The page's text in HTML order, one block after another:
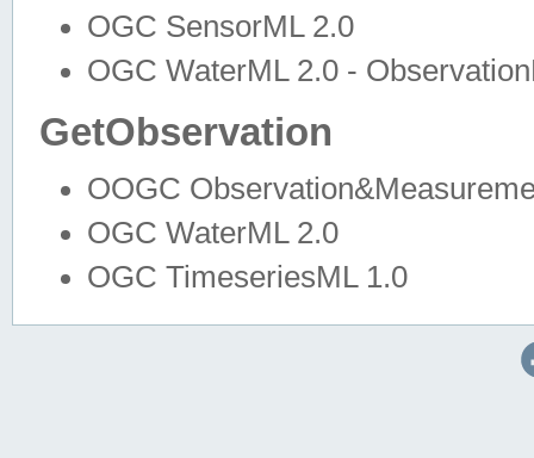
OGC SensorML 2.0
OGC WaterML 2.0 -
GetObservation
OOGC
OGC WaterML 2.0
OGC TimeseriesML 1.0